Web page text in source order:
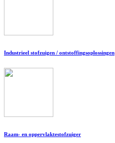
Industrieel stofzuigen / ontstoffingsoplossingen
Raam- en oppervlaktestofzuiger